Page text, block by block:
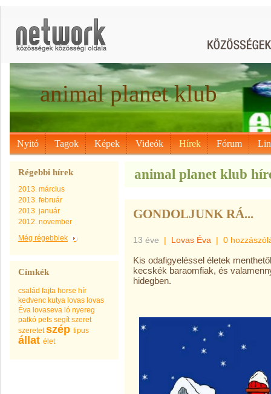
animal planet klub
Nyitó Tagok Képek Videók Hírek Fórum
Régebbi hírek
2013. március
2013. február
2013. január
2012. november
Még régebbiek
Címkék
család fajta horse hír
kedvenc kutya lovas lovas
Éva lovaseva ló nyereg
patkó pets segít szeret
szeretet szép tipus
állat élet
animal planet klub
GONDOLJUNK RÁ...
13 éve | Lovas Éva | 0
Kis odafigyeléssel életek
kecskék baraomfiak, és
hidegben.